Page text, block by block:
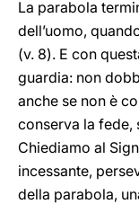
La parabola
dell’uomo,
(v. 8). E con
guardia: non
anche se non è
conserva la fede,
Chiediamo al
incessante,
della parabola,